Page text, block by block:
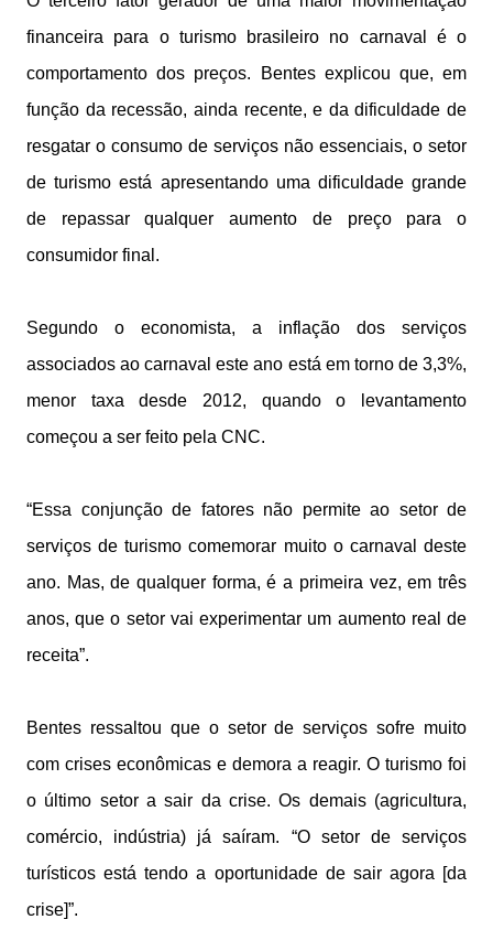
financeira para o turismo brasileiro no carnaval é o
comportamento dos preços. Bentes explicou que, em
função da recessão, ainda recente, e da dificuldade de
resgatar o consumo de serviços não essenciais, o setor
de turismo está apresentando uma dificuldade grande
de repassar qualquer aumento de preço para o
consumidor final.
Segundo o economista, a inflação dos serviços
associados ao carnaval este ano está em torno de 3,3%,
menor taxa desde 2012, quando o levantamento
começou a ser feito pela CNC.
“Essa conjunção de fatores não permite ao setor de
serviços de turismo comemorar muito o carnaval deste
ano. Mas, de qualquer forma, é a primeira vez, em três
anos, que o setor vai experimentar um aumento real de
receita”.
Bentes ressaltou que o setor de serviços sofre muito
com crises econômicas e demora a reagir. O turismo foi
o último setor a sair da crise. Os demais (agricultura,
comércio, indústria) já saíram. “O setor de serviços
turísticos está tendo a oportunidade de sair agora [da
crise]”.